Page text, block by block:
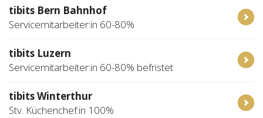
tibits Bern Bahnhof
Servicemitarbeiter:in 60-80%
tibits Luzern
Servicemitarbeiter:in 60-80% befristet
tibits Winterthur
Stv. Küchenchef:in 100%